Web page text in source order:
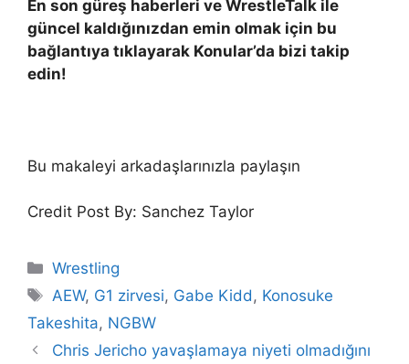
En son güreş haberleri ve WrestleTalk ile
güncel kaldığınızdan emin olmak için bu
bağlantıya tıklayarak Konular’da bizi takip
edin!
Bu makaleyi arkadaşlarınızla paylaşın
Credit Post By: Sanchez Taylor
Categories
Wrestling
Tags
AEW, G1 zirvesi, Gabe Kidd, Konosuke
Takeshita, NGBW
Chris Jericho yavaşlamaya niyeti olmadığını